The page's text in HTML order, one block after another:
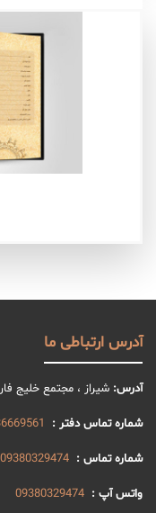
آدرس ارتباطی ما
آدرس: شیراز ، مجتمع خلیج فارس ،
شماره تماس دفتر :
شماره تماس : 09380329474
واتس آپ : 09380329474